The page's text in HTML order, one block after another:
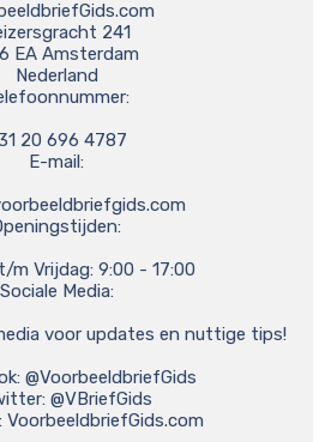
241
EA Amsterdam
Nederland
20 696 4787
E-mail:
m Vrijdag: 9:00 - 17:00
Sociale Media:
voor updates en nuttige tips!
VoorbeeldbriefGids.com